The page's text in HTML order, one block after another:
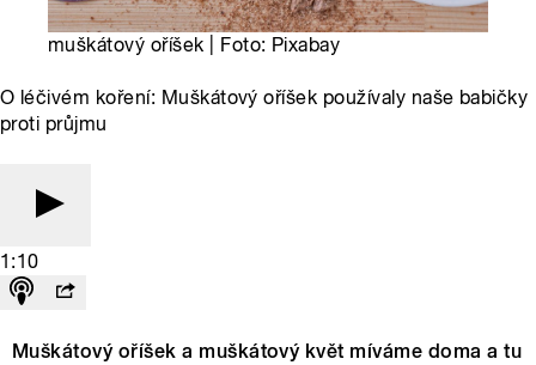
muškátový oříšek | Foto: Pixabay
O léčivém koření: Muškátový oříšek používaly naše babičky
proti průjmu
1:10
Muškátový oříšek a muškátový květ míváme doma a tu